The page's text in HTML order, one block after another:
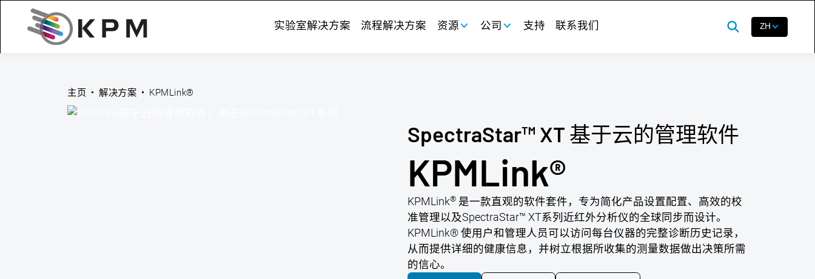
实验室解决方案 流程解决方案 资源 公司 支持 联系我们 ZH
主页 解决方案 KPMLink®
SpectraStar™ XT 基于云的管理软件
KPMLink®
KPMLink® 是一款直观的软件套件，专为简化产品设置配置、高效的校
准管理以及SpectraStar™ XT系列近红外分析仪的全球同步而设计。
KPMLink® 使用户和管理人员可以访问每台仪器的完整诊断历史记录，
从而提供详细的健康信息，并树立根据所收集的测量数据做出决策所需
的信心。